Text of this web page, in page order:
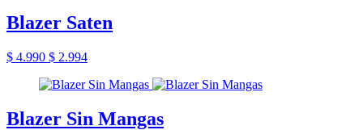
Blazer Saten
$ 4.990 $ 2.994
Blazer Sin Mangas